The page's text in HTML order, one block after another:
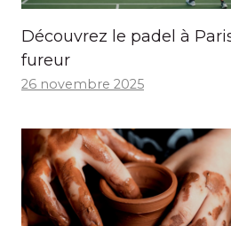
Découvrez le padel à
fureur
26 novembre 2025